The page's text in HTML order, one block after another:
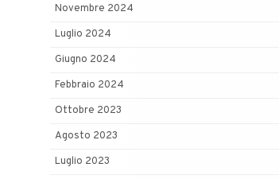
Novembre 2024
Luglio 2024
Giugno 2024
Febbraio 2024
Ottobre 2023
Agosto 2023
Luglio 2023